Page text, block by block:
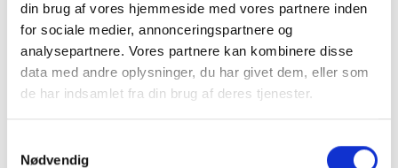
din brug af vores hjemmeside med vores partnere inden
for sociale medier, annonceringspartnere og
analysepartnere. Vores partnere kan kombinere disse
data med andre oplysninger, du har givet dem, eller som
de har indsamlet fra din brug af deres tjenester.
NødvendigKom og besøg